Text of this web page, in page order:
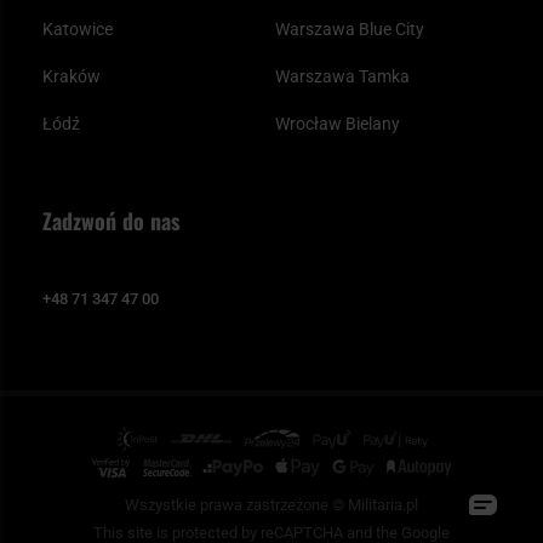
Katowice
Kraków
Łódź
Warszawa Blue City
Warszawa Tamka
Wrocław Bielany
Zadzwoń do nas
+48 71 347 47 00
Wszystkie prawa zastrzeżone © Militaria.pl
This site is protected by reCAPTCHA and the Google